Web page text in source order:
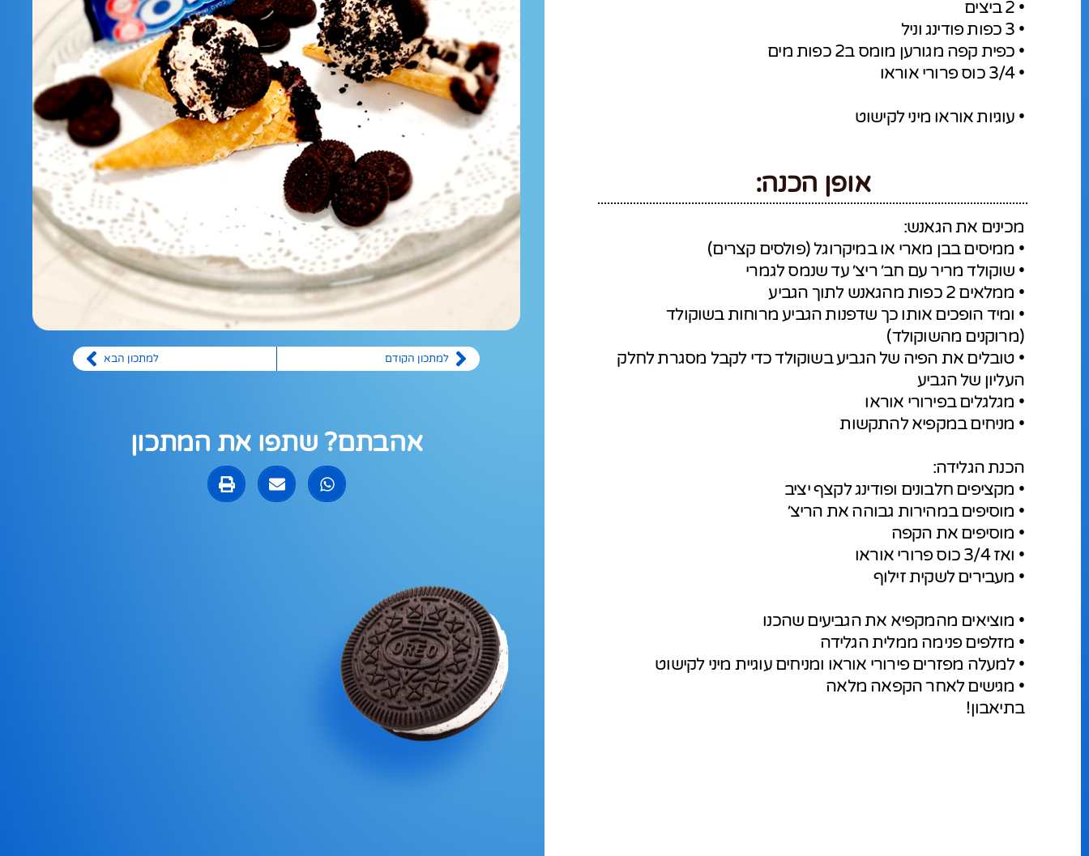
• 2 ביצים
• 3 כפות פודינג וניל
• כפית קפה מגורען מומס ב2 כפות מים
• 3/4 כוס פרורי אוראו
• עוגיות אוראו מיני לקישוט
אופן הכנה:
מכינים את הגאנש:
• ממיסים בבן מארי או במיקרוגל (פולסים קצרים)
• שוקולד מריר עם חב׳ ריצ׳ עד שנמס לגמרי
• ממלאים 2 כפות מהגאנש לתוך הגביע
• ומיד הופכים אותו כך שדפנות הגביע מרוחות בשוקולד
(מרוקנים מהשוקולד)
• טובלים את הפיה של הגביע בשוקולד כדי לקבל מסגרת לחלק
העליון של הגביע
• מגלגלים בפירורי אוראו
• מניחים במקפיא להתקשות
הכנת הגלידה:
• מקציפים חלבונים ופודינג לקצף יציב
• מוסיפים במהירות גבוהה את הריצ׳
• מוסיפים את הקפה
• ואז 3/4 כוס פרורי אוראו
• מעבירים לשקית זילוף
• מוציאים מהמקפיא את הגביעים שהכנו
• מזלפים פנימה ממלית הגלידה
• למעלה מפזרים פירורי אוראו ומניחים עוגיית מיני לקישוט
• מגישים לאחר הקפאה מלאה
בתיאבון!
למתכון הקודם למתכון הבא
אהבתם? שתפו את המתכון